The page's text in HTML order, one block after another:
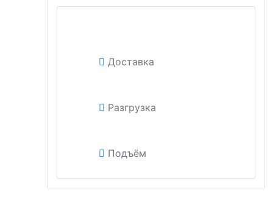
Доставка
Разгрузка
Подъём